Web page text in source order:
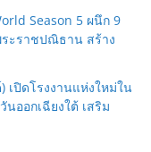
Season 5 ผนึก 9
ะราชปณิธาน สร้าง
เปิดโรงงานแห่งใหม่ใน
ออกเฉียงใต้ เสริม